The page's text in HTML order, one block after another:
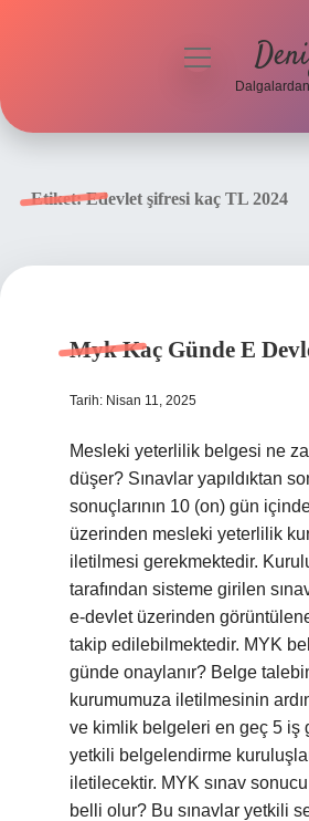
menüyü
Etiket:Edevlet şifresi kaç TL 2024
Myk Kaç Günde E
Tarih: Nisan 11, 2025
Mesleki yeterlilik belgesi ne
düşer? Sınavlar yapıldıktan
sonuçlarının 10 (on) gün
üzerinden mesleki yeterlilik
iletilmesi gerekmektedir.
tarafından sisteme girilen
e-devlet üzerinden
takip edilebilmektedir. MYK
günde onaylanır? Belge
kurumumuza iletilmesinin
ve kimlik belgeleri en geç 5 iş
yetkili belgelendirme
iletilecektir. MYK sınav
belli olur? Bu sınavlar yetkili